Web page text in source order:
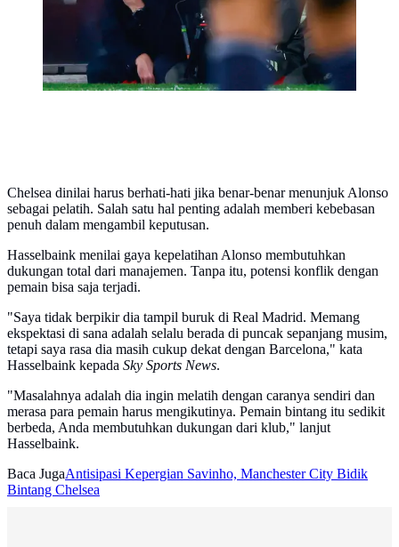
Chelsea dinilai harus berhati-hati jika benar-benar menunjuk Alonso
sebagai pelatih. Salah satu hal penting adalah memberi kebebasan
penuh dalam mengambil keputusan.
Hasselbaink menilai gaya kepelatihan Alonso membutuhkan
dukungan total dari manajemen. Tanpa itu, potensi konflik dengan
pemain bisa saja terjadi.
"Saya tidak berpikir dia tampil buruk di Real Madrid. Memang
ekspektasi di sana adalah selalu berada di puncak sepanjang musim,
tetapi saya rasa dia masih cukup dekat dengan Barcelona," kata
Hasselbaink kepada Sky Sports News.
"Masalahnya adalah dia ingin melatih dengan caranya sendiri dan
merasa para pemain harus mengikutinya. Pemain bintang itu sedikit
berbeda, Anda membutuhkan dukungan dari klub," lanjut
Hasselbaink.
Baca JugaAntisipasi Kepergian Savinho, Manchester City Bidik
Bintang Chelsea